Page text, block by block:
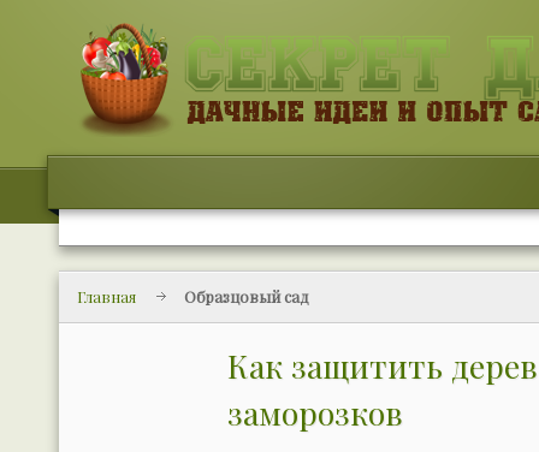
Главная Образцовый сад
Как защитить
заморозков